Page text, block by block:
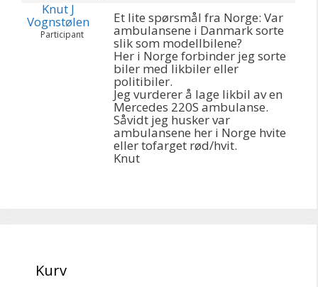
Knut J
Vognstølen
Participant
Et lite spørsmål fra Norge: Var
ambulansene i Danmark sorte
slik som modellbilene?
Her i Norge forbinder jeg sorte
biler med likbiler eller
politibiler.
Jeg vurderer å lage likbil av en
Mercedes 220S ambulanse.
Såvidt jeg husker var
ambulansene her i Norge hvite
eller tofarget rød/hvit.
Knut
Kurv